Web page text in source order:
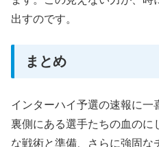
出すのです。
まとめ
インターハイ予選の速報に
裏側にある選手たちの血のに
な戦術と準備、さらに強固な